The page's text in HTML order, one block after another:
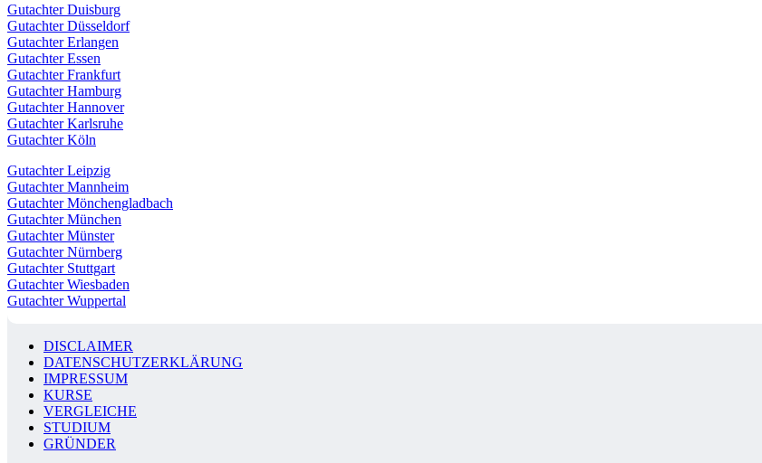
Gutachter Duisburg
Gutachter Düsseldorf
Gutachter Erlangen
Gutachter Essen
Gutachter Frankfurt
Gutachter Hamburg
Gutachter Hannover
Gutachter Karlsruhe
Gutachter Köln
Gutachter Leipzig
Gutachter Mannheim
Gutachter Mönchengladbach
Gutachter München
Gutachter Münster
Gutachter Nürnberg
Gutachter Stuttgart
Gutachter Wiesbaden
Gutachter Wuppertal
DISCLAIMER
DATENSCHUTZERKLÄRUNG
IMPRESSUM
KURSE
VERGLEICHE
STUDIUM
GRÜNDER